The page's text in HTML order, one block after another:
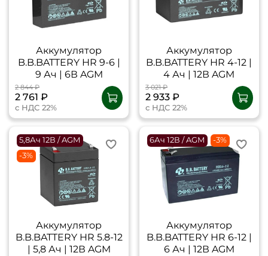
Аккумулятор
B.B.BATTERY HR 9-6 |
9 Ач | 6В AGM
2 844 ₽
2 761 ₽
с НДС 22%
Аккумулятор
B.B.BATTERY HR 4-12 |
4 Ач | 12В AGM
3 021 ₽
2 933 ₽
с НДС 22%
5,8Ач 12В / AGM
-3%
Аккумулятор
B.B.BATTERY HR 5.8-12
| 5,8 Ач | 12В AGM
6Ач 12В / AGM -3%
Аккумулятор
B.B.BATTERY HR 6-12 |
6 Ач | 12В AGM